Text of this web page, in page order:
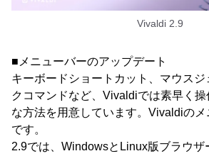
Vivaldi 2.9
■メニューバーのアップデート
キーボードショートカット、マウス
クコマンドなど、Vivaldiでは素早く操
な方法を用意しています。Vivaldiの
です。
2.9では、WindowsとLinux版ブラウザ